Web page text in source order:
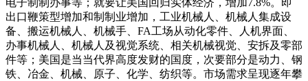
出口鞭策型增加和制制业增加，工业机械人、机械人集成设
备、搬运机械人、机械手、FA工场从动化零件、人机界面、
办事机械人、机械人及视觉系统、相关机械视觉、安拆及零部
件等；美国是当当代界高度发财的国度，次要部分是动力、钢
铁、冶金、机械、原子、化学、纺织等。市场需求呈现逐年攀